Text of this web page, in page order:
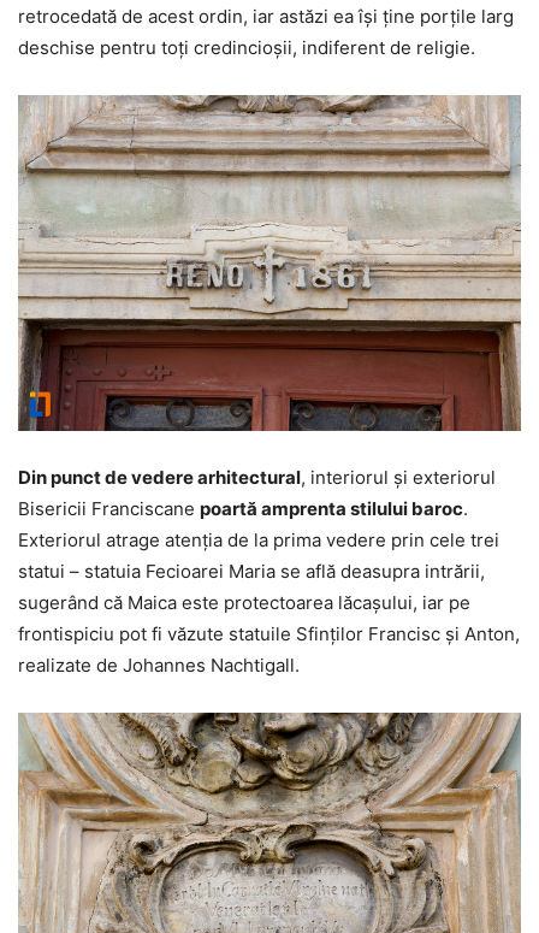
retrocedată de acest ordin, iar astăzi ea îşi ţine porţile larg
deschise pentru toţi credincioşii, indiferent de religie.
Din punct de vedere arhitectural, interiorul şi exteriorul
Bisericii Franciscane poartă amprenta stilului baroc.
Exteriorul atrage atenţia de la prima vedere prin cele trei
statui – statuia Fecioarei Maria se află deasupra intrării,
sugerând că Maica este protectoarea lăcaşului, iar pe
frontispiciu pot fi văzute statuile Sfinţilor Francisc şi Anton,
realizate de Johannes Nachtigall.